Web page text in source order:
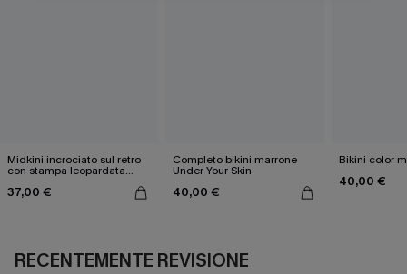
Midkini incrociato sul retro
con stampa leopardata
37,00 €
Completo bikini marrone
Under Your Skin
40,00 €
Bikini color
40,00 €
RECENTEMENTE REVISIONE